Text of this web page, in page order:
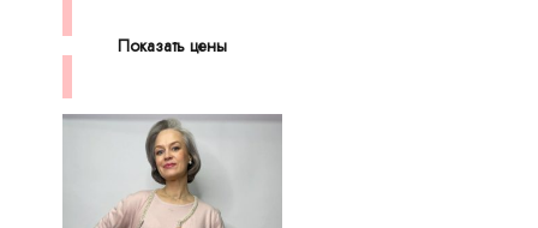
Показать цены